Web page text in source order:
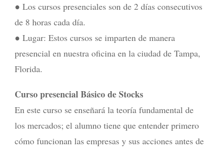
● Los cursos presenciales son de 2 días consecutivos
de 8 horas cada día.
● Lugar: Estos cursos se imparten de manera
presencial en nuestra oficina en la ciudad de Tampa,
Florida.
Curso presencial Básico de Stocks
En este curso se enseñará la teoría fundamental de
los mercados; el alumno tiene que entender primero
cómo funcionan las empresas y sus acciones antes de